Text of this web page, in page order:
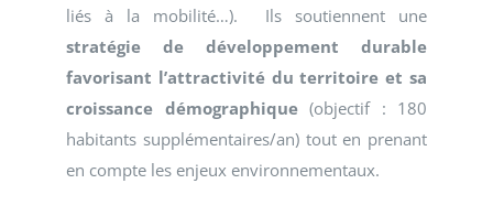
liés à la mobilité…). Ils soutiennent une
stratégie de développement durable
favorisant l’attractivité du territoire et sa
croissance démographique(objectif : 180
habitants supplémentaires/an) tout en prenant
en compte les enjeux environnementaux.